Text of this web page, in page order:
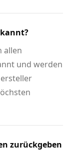
allen
und werden
zurückgeben